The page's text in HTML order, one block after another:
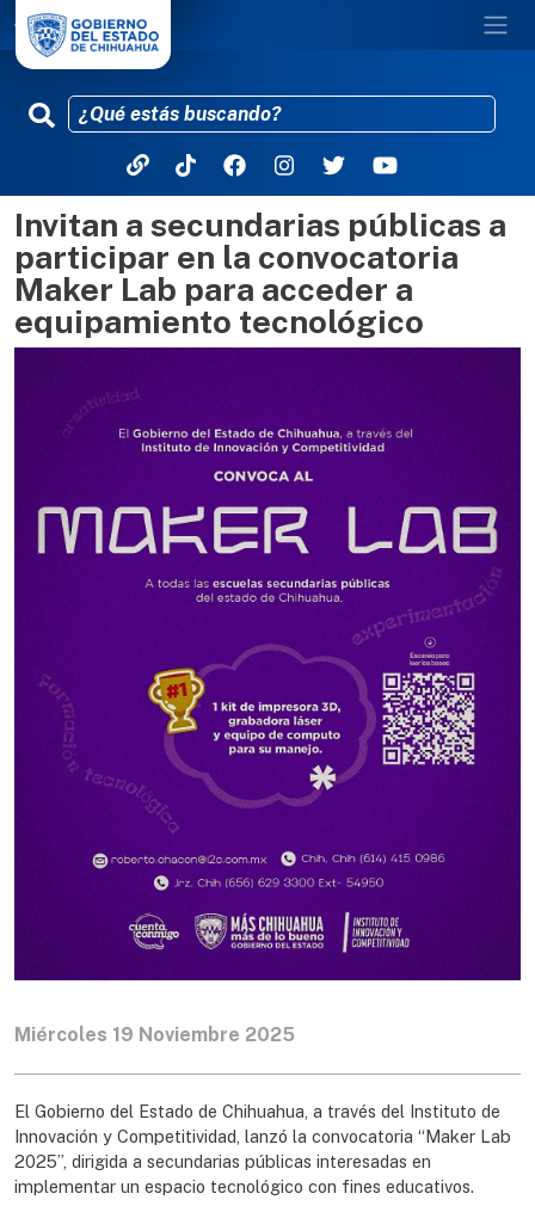
Pasar al contenido principal
Invitan a secundarias públicas a
participar en la convocatoria
Maker Lab para acceder a
equipamiento tecnológico
Miércoles 19 Noviembre 2025
El Gobierno del Estado de Chihuahua, a través del Instituto de
Innovación y Competitividad, lanzó la convocatoria “Maker Lab
2025”, dirigida a secundarias públicas interesadas en
implementar un espacio tecnológico con fines educativos.